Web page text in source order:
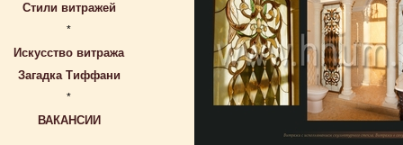
Стили витражей
*
Искусство витража
Загадка Тиффани
*
ВАКАНСИИ